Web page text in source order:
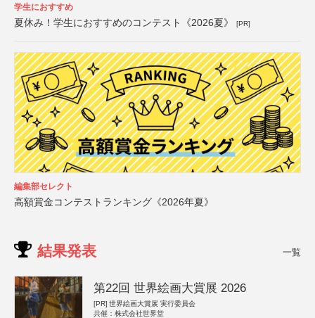
学生におすすめ
夏休み！学生におすすめのコンテスト《2026夏》 [PR]
編集部セレクト
高額賞金コンテストランキング《2026年夏》
結果発表 一覧
第22回 世界絵画大賞展 2026
[PR] 世界絵画大賞展 実行委員会
共催：株式会社世界堂